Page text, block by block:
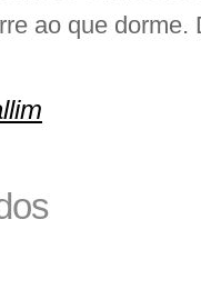
ao que dorme.